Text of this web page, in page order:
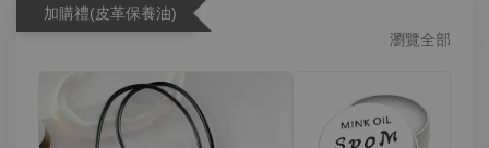
加購禮(皮革保養油)
瀏覽全部